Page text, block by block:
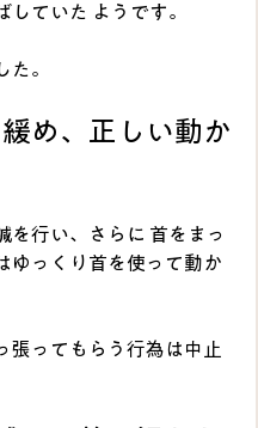
ていた ようです。
た。
め、正しい動か
を行い、さらに 首をまっ
ゆっくり首を使って動か
張ってもらう行為は中止